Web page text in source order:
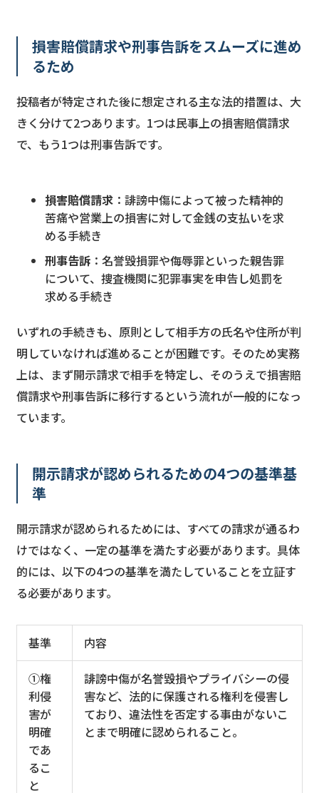
損害賠償請求や刑事告訴をスムーズに進め
るため
投稿者が特定された後に想定される主な法的措置は、大
きく分けて2つあります。1つは民事上の損害賠償請求
で、もう1つは刑事告訴です。
損害賠償請求 ：誹謗中傷によって被った精神的
苦痛や営業上の損害に対して金銭の支払いを求
める手続き
刑事告訴 ：名誉毀損罪や侮辱罪といった親告罪
について、捜査機関に犯罪事実を申告し処罰を
求める手続き
いずれの手続きも、原則として相手方の氏名や住所が判
明していなければ進めることが困難です。そのため実務
上は、まず開示請求で相手を特定し、そのうえで損害賠
償請求や刑事告訴に移行するという流れが一般的になっ
ています。
開示請求が認められるための4つの基準基
準
開示請求が認められるためには、すべての請求が通るわ
けではなく、一定の基準を満たす必要があります。具体
的には、以下の4つの基準を満たしていることを立証す
る必要があります。
基準 内容
①権
利侵
害が
明確
であ
るこ
と
誹謗中傷が名誉毀損やプライバシーの侵
害など、法的に保護される権利を侵害し
ており、違法性を否定する事由がないこ
とまで明確に認められること。